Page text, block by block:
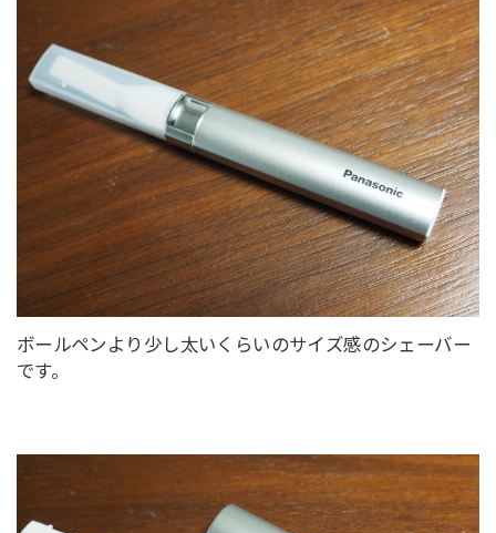
ボールペンより少し太いくらいのサイズ感のシェーバー
です。